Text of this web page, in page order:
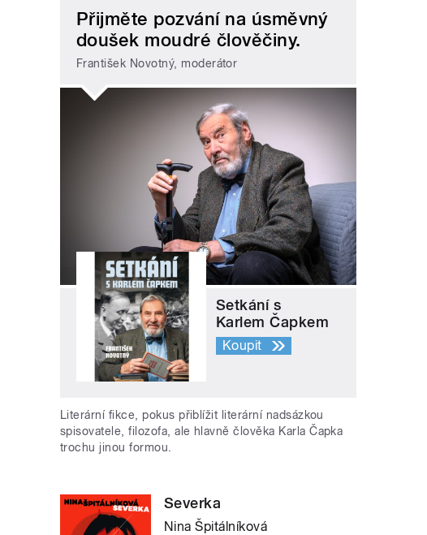
Přijměte pozvání na úsměvný
doušek moudré člověčiny.
František Novotný, moderátor
Setkání s
Karlem Čapkem
Koupit
Literární fikce, pokus přiblížit literární nadsázkou
spisovatele, filozofa, ale hlavně člověka Karla Čapka
trochu jinou formou.
Severka
Nina Špitálníková